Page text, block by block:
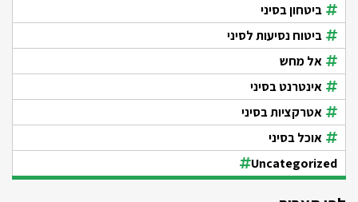
ביטחון בסיני
ביטוח נסיעות לסיני
אל מחש
אינטרנט בסיני
אטרקציות בסיני
אוכל בסיני
Uncategorized